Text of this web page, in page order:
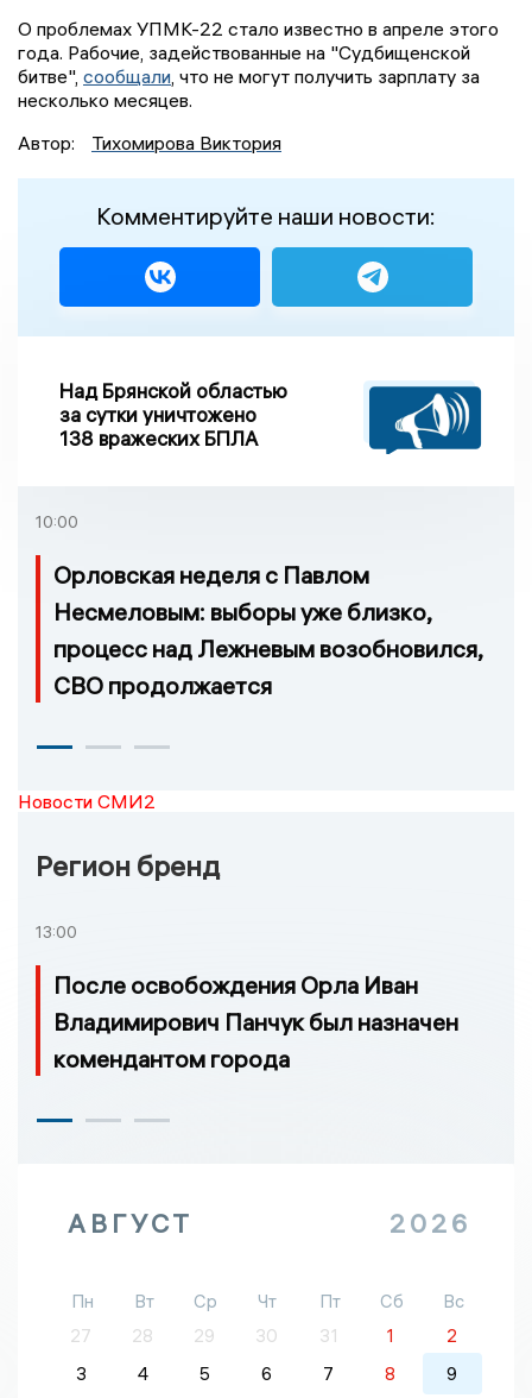
О проблемах УПМК-22 стало известно в апреле этого
года. Рабочие, задействованные на "Судбищенской
битве", сообщали, что не могут получить зарплату за
несколько месяцев.
Автор:
Тихомирова Виктория
Комментируйте наши новости:
Над Брянской областью
за сутки уничтожено
138 вражеских БПЛА
10:00
Орловская неделя с Павлом
Несмеловым: выборы уже близко,
процесс над Лежневым возобновился,
СВО продолжается
Новости СМИ2
Регион бренд
13:00
После освобождения Орла Иван
Владимирович Панчук был назначен
комендантом города
АВГУСТ 2026
Пн Вт Ср Чт Пт Сб
Вс
27
28 29 30 31 1
2
3
4 5 6 7 8
9